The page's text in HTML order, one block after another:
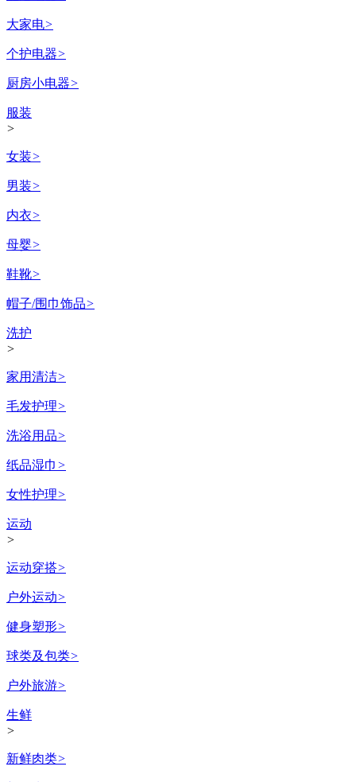
大家电>
个护电器>
厨房小电器>
服装
>
女装>
男装>
内衣>
母婴>
鞋靴>
帽子/围巾饰品>
洗护
>
家用清洁>
毛发护理>
洗浴用品>
纸品湿巾 >
女性护理>
运动
>
运动穿搭>
户外运动>
健身塑形>
球类及包类>
户外旅游>
生鲜
>
新鲜肉类>